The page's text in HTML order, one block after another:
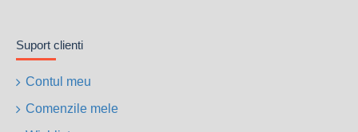
Suport clienti
Contul meu
Comenzile mele